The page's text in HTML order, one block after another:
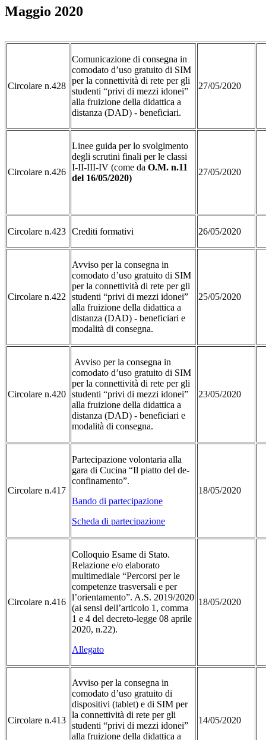
Maggio 2020
Circolare n.428
Comunicazione di consegna in
comodato d’uso gratuito di SIM
per la connettività di rete per gli
studenti “privi di mezzi idonei”
alla fruizione della didattica a
distanza (DAD) - beneficiari.
27/05/2020
Circolare n.426
Linee guida per lo svolgimento
degli scrutini finali per le classi
I-II-III-IV (come da O.M. n.11
del 16/05/2020)
27/05/2020
Circolare n.423 Crediti formativi 26/05/2020
Circolare n.422
Avviso per la consegna in
comodato d’uso gratuito di SIM
per la connettività di rete per gli
studenti “privi di mezzi idonei”
alla fruizione della didattica a
distanza (DAD) - beneficiari e
modalità di consegna.
25/05/2020
Circolare n.420
Avviso per la consegna in
comodato d’uso gratuito di SIM
per la connettività di rete per gli
studenti “privi di mezzi idonei”
alla fruizione della didattica a
distanza (DAD) - beneficiari e
modalità di consegna.
23/05/2020
Circolare n.417
Partecipazione volontaria alla
gara di Cucina “Il piatto del de-
confinamento”.
Bando di partecipazione
Scheda di partecipazione
18/05/2020
Circolare n.416
Colloquio Esame di Stato.
Relazione e/o elaborato
multimediale “Percorsi per le
competenze trasversali e per
l’orientamento”. A.S. 2019/2020
(ai sensi dell’articolo 1, comma
1 e 4 del decreto-legge 08 aprile
2020, n.22).
Allegato
18/05/2020
Circolare n.413
Avviso per la consegna in
comodato d’uso gratuito di
dispositivi (tablet) e di SIM per
la connettività di rete per gli
studenti “privi di mezzi idonei”
alla fruizione della didattica a
14/05/2020